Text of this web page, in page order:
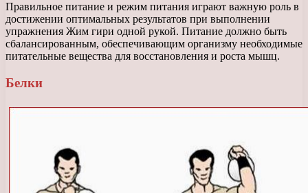
Правильное питание и режим питания играют важную роль в
достижении оптимальных результатов при выполнении
упражнения Жим гири одной рукой. Питание должно быть
сбалансированным, обеспечивающим организму необходимые
питательные вещества для восстановления и роста мышц.
Белки